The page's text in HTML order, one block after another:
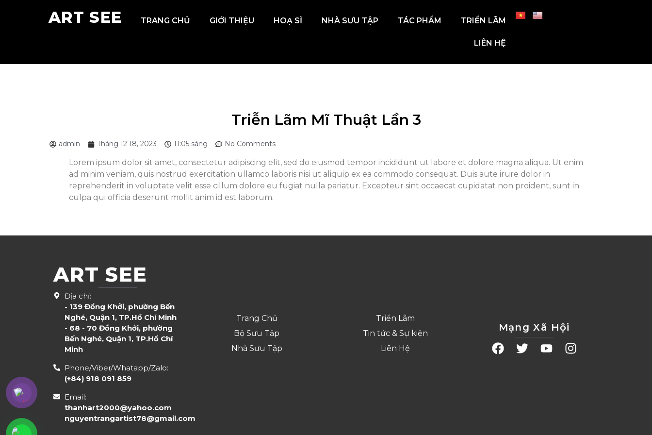
ART SEE TRANG CHỦ GIỚI THIỆU HOẠ SĨ NHÀ SƯU TẬP TÁC PHẨM TRIỂN LÃM
LIÊN HỆ
Triễn Lãm Mĩ Thuật Lần 3
admin Tháng 12 18, 2023 11:05 sáng No Comments
Lorem ipsum dolor sit amet, consectetur adipiscing elit, sed do eiusmod tempor incididunt ut labore et dolore magna aliqua. Ut enim
ad minim veniam, quis nostrud exercitation ullamco laboris nisi ut aliquip ex ea commodo consequat. Duis aute irure dolor in
reprehenderit in voluptate velit esse cillum dolore eu fugiat nulla pariatur. Excepteur sint occaecat cupidatat non proident, sunt in
culpa qui officia deserunt mollit anim id est laborum.
ART SEE
Địa chỉ:
- 139 Đồng Khởi, phường Bến
Nghé, Quận 1, TP.Hồ Chí Minh
- 68 - 70 Đồng Khởi, phường
Bến Nghé, Quận 1, TP.Hồ Chí
Minh
Phone/Viber/Whatapp/Zalo:
(+84) 918 091 859
Email:
thanhart2000@yahoo.com
nguyentrangartist78@gmail.com
Trang Chủ
Bộ Sưu Tập
Nhà Sưu Tập
Triển Lãm
Tin tức & Sự kiện
Liên Hệ
Mạng Xã Hội